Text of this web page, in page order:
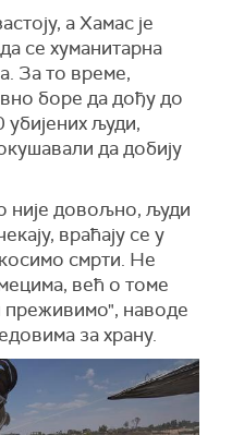
а Хамас је
се хуманитарна
За то време,
боре да дођу до
људи,
да добију
није довољно, људи
враћају се у
смрти. Не
већ о томе
преживимо", наводе
за храну.